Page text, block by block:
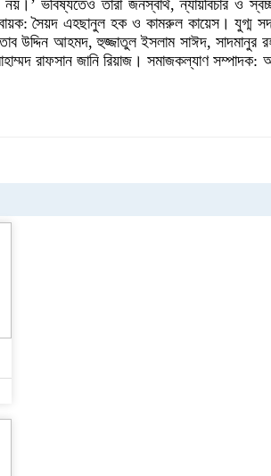
নয়।’ ভবিষ্যতেও তারা জনস্বার্থ, ন্যায়বিচার
সৈয়দ এহছানুল হক ও কামরুল কায়েস। যুগ্ম
উদ্দিন আহমদ, হুজ্জাতুল ইসলাম সাঈদ,
রাফসান জানি রিয়াজ। সমাজকল্যাণ